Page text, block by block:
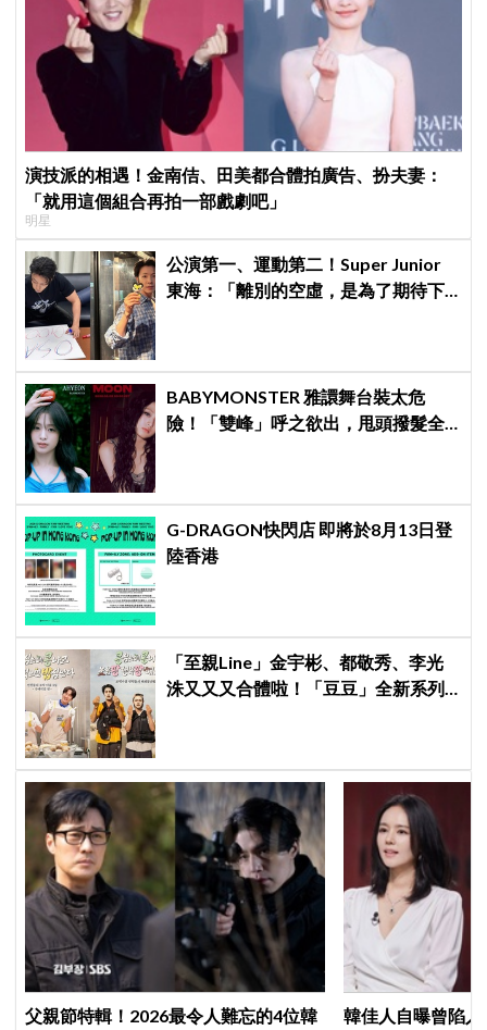
演技派的相遇！金南佶、田美都合體拍廣告、扮夫妻：
「就用這個組合再拍一部戲劇吧」
明星
公演第一、運動第二！Super Junior
東海：「離別的空虛，是為了期待下
BABYMONSTER 雅譞舞台裝太危
險！「雙峰」呼之欲出，甩頭撥髮全
G-DRAGON快閃店 即將於8月13日登
陸香港
「至親Line」金宇彬、都敬秀、李光
洙又又又合體啦！「豆豆」全新系列
父親節特輯！2026最令人難忘的4位韓
韓佳人自曝曾陷